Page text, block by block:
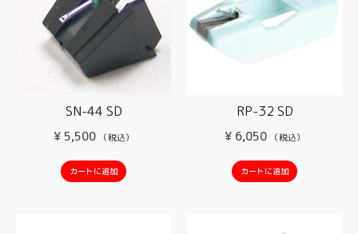
SN-44 SD
¥5,500 （税込）
カートに追加
RP-32 SD
¥6,050 （税込）
カートに追加